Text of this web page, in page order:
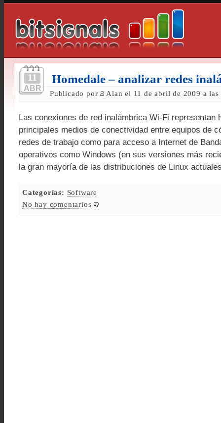
11
ABR
Homedale – analizar redes
Publicado por Alan el 11 de abril de 2009 a las
Las conexiones de red inalámbrica Wi-Fi representan
principales medios de conectividad entre equipos de
redes de trabajo como para acceso a Internet de
operativos como Windows (en sus versiones más
la gran mayoría de las distribuciones de Linux
Categorías: Software
No hay comentarios